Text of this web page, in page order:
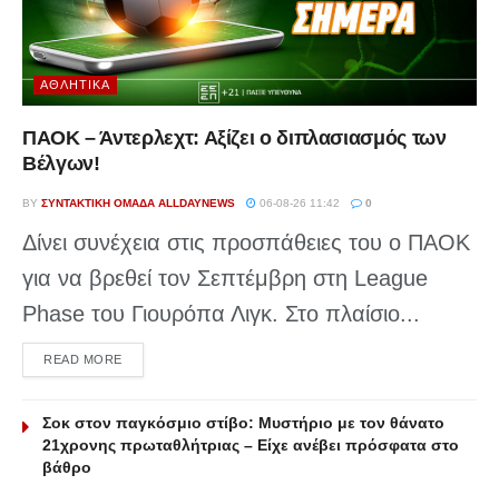
ΑΘΛΗΤΙΚΆ
ΠΑΟΚ – Άντερλεχτ: Αξίζει ο διπλασιασμός των
Βέλγων!
BY ΣΥΝΤΑΚΤΙΚΉ ΟΜΆΔΑ ALLDAYNEWS 06-08-26 11:42 0
Δίνει συνέχεια στις προσπάθειες του ο ΠΑΟΚ
για να βρεθεί τον Σεπτέμβρη στη League
Phase του Γιουρόπα Λιγκ. Στο πλαίσιο...
READ MOREDETAILS
Σοκ στον παγκόσμιο στίβο: Μυστήριο με τον θάνατο
21χρονης πρωταθλήτριας – Είχε ανέβει πρόσφατα στο
βάθρο